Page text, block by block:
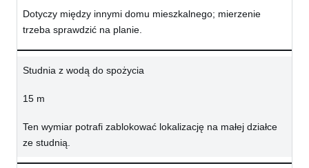
Dotyczy między innymi domu mieszkalnego; mierzenie
trzeba sprawdzić na planie.
Studnia z wodą do spożycia
15 m
Ten wymiar potrafi zablokować lokalizację na małej działce
ze studnią.